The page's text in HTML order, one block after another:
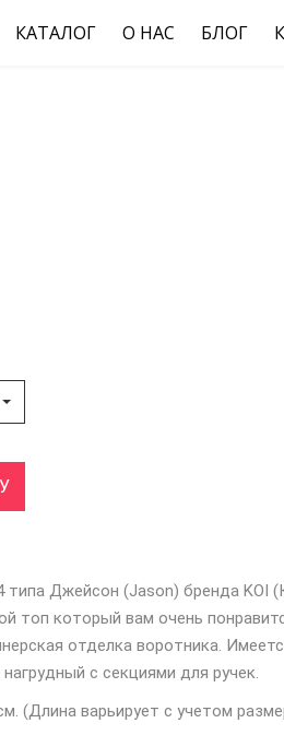
КАТАЛОГ О НАС БЛОГ
типа Джейсон (Jason) бренда KOI
топ который вам очень
отделка воротника.
с секциями для ручек.
(Длина варьирует с учетом